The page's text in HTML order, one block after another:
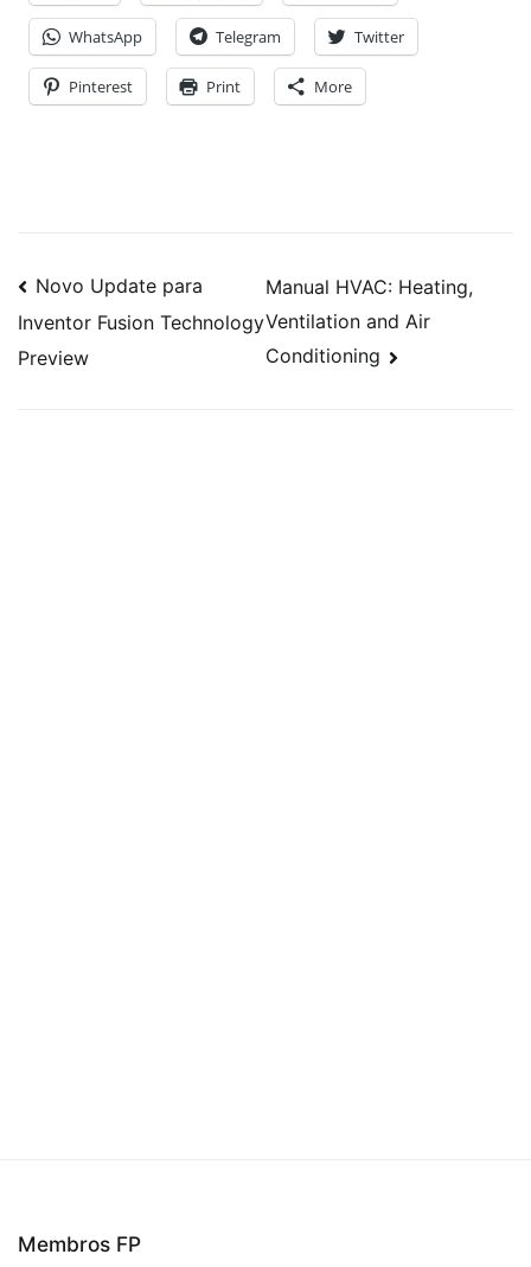
WhatsApp Telegram Twitter
Pinterest Print More
Navegação
de
Novo Update para
Inventor Fusion Technology
Preview
Manual HVAC: Heating,
Ventilation and Air
Conditioning
Membros FP